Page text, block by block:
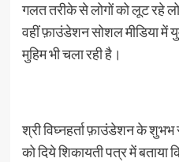
गलत तरीके से लोगों को लूट रहे
वहीं फ़ाउंडेशन सोशल मीडिया
मुहिम भी चला रही है।
श्री विघ्नहर्ता फ़ाउंडेशन के
को दिये शिकायती पत्र में बताया